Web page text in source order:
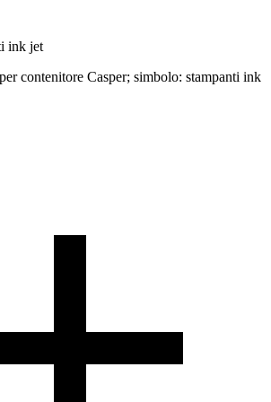
ink jet
contenitore Casper; simbolo: stampanti ink